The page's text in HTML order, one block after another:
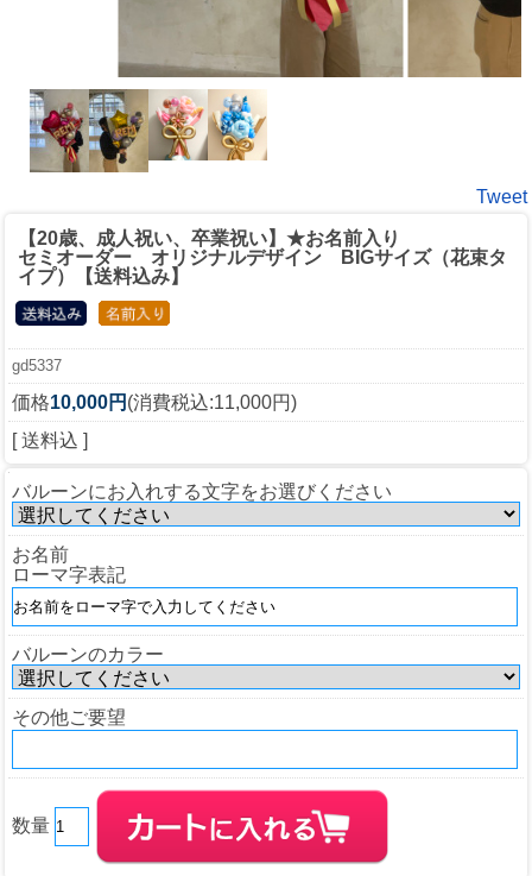
Tweet
【20歳、成人祝い、卒業祝い】★お名前入り
セミオーダー オリジナルデザイン BIGサイズ（花束タ
イプ）【送料込み】
gd5337
価格10,000円 (消費税込:11,000円)
[ 送料込 ]
バルーンにお入れする文字をお選びください
お名前
ローマ字表記
バルーンのカラー
その他ご要望
数量